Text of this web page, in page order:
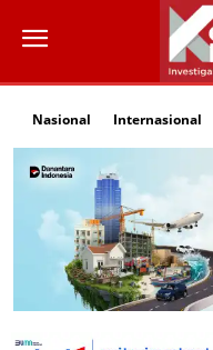
Nasional Internasional